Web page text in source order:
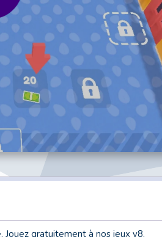
Jouez gratuitement à nos jeux y8.